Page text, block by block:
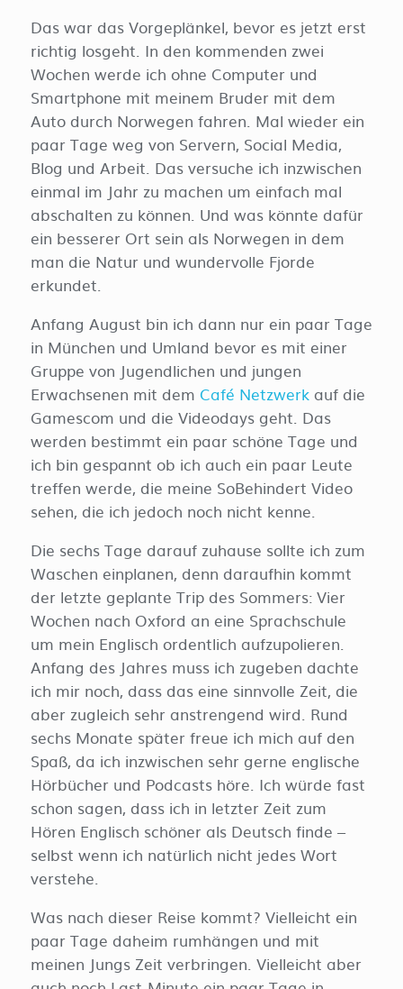
Das war das Vorgeplänkel, bevor es jetzt erst
richtig losgeht. In den kommenden zwei
Wochen werde ich ohne Computer und
Smartphone mit meinem Bruder mit dem
Auto durch Norwegen fahren. Mal wieder ein
paar Tage weg von Servern, Social Media,
Blog und Arbeit. Das versuche ich inzwischen
einmal im Jahr zu machen um einfach mal
abschalten zu können. Und was könnte dafür
ein besserer Ort sein als Norwegen in dem
man die Natur und wundervolle Fjorde
erkundet.
Anfang August bin ich dann nur ein paar Tage
in München und Umland bevor es mit einer
Gruppe von Jugendlichen und jungen
Erwachsenen mit dem Café Netzwerk auf die
Gamescom und die Videodays geht. Das
werden bestimmt ein paar schöne Tage und
ich bin gespannt ob ich auch ein paar Leute
treffen werde, die meine SoBehindert Video
sehen, die ich jedoch noch nicht kenne.
Die sechs Tage darauf zuhause sollte ich zum
Waschen einplanen, denn daraufhin kommt
der letzte geplante Trip des Sommers: Vier
Wochen nach Oxford an eine Sprachschule
um mein Englisch ordentlich aufzupolieren.
Anfang des Jahres muss ich zugeben dachte
ich mir noch, dass das eine sinnvolle Zeit, die
aber zugleich sehr anstrengend wird. Rund
sechs Monate später freue ich mich auf den
Spaß, da ich inzwischen sehr gerne englische
Hörbücher und Podcasts höre. Ich würde fast
schon sagen, dass ich in letzter Zeit zum
Hören Englisch schöner als Deutsch finde –
selbst wenn ich natürlich nicht jedes Wort
verstehe.
Was nach dieser Reise kommt? Vielleicht ein
paar Tage daheim rumhängen und mit
meinen Jungs Zeit verbringen. Vielleicht aber